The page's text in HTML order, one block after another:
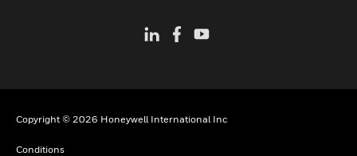
Copyright © 2026 Honeywell International Inc
Conditions